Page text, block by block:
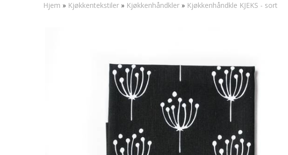
Hjem » Kjøkkentekstiler » Kjøkkenhåndkler » Kjøkkenhåndkle KJEKS - sort